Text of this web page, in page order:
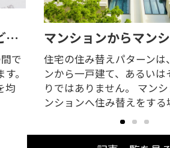
マンションからマンションへの住み替え方法は？メリットや注意点をご紹介！
ョ
か
マ